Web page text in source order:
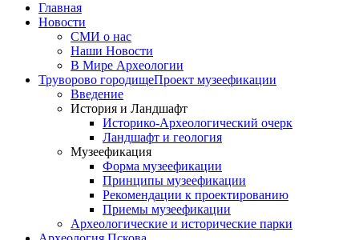
Главная
Новости
СМИ о нас
Наши Новости
В Мире Археологии
Труворово городищеПроект музеефикации
Введение
История и Ландшафт
Историко-Археологический очерк
Ландшафт и геология
Музеефикация
Форма музеефикации
Принципы музеефикации
Рекомендации к проектированию
Приемы музеефикации
Археологические и исторические парки